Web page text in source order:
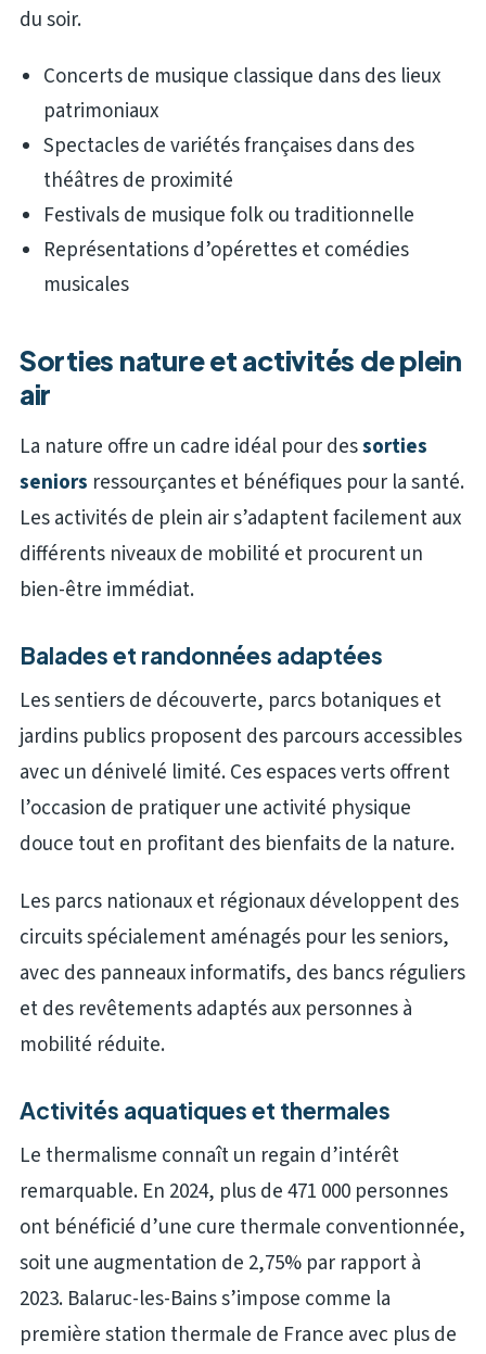
du soir.
Concerts de musique classique dans des lieux
patrimoniaux
Spectacles de variétés françaises dans des
théâtres de proximité
Festivals de musique folk ou traditionnelle
Représentations d’opérettes et comédies
musicales
Sorties nature et activités de plein
air
La nature offre un cadre idéal pour dessorties
seniors ressourçantes et bénéfiques pour la santé.
Les activités de plein air s’adaptent facilement aux
différents niveaux de mobilité et procurent un
bien-être immédiat.
Balades et randonnées adaptées
Les sentiers de découverte, parcs botaniques et
jardins publics proposent des parcours accessibles
avec un dénivelé limité. Ces espaces verts offrent
l’occasion de pratiquer une activité physique
douce tout en profitant des bienfaits de la nature.
Les parcs nationaux et régionaux développent des
circuits spécialement aménagés pour les seniors,
avec des panneaux informatifs, des bancs réguliers
et des revêtements adaptés aux personnes à
mobilité réduite.
Activités aquatiques et thermales
Le thermalisme connaît un regain d’intérêt
remarquable. En 2024, plus de 471 000 personnes
ont bénéficié d’une cure thermale conventionnée,
soit une augmentation de 2,75% par rapport à
2023. Balaruc-les-Bains s’impose comme la
première station thermale de France avec plus de